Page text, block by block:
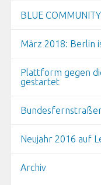
BLUE
März 2018: Berlin
Plattform gegen
gestartet
Neujahr 2016 auf
Archiv